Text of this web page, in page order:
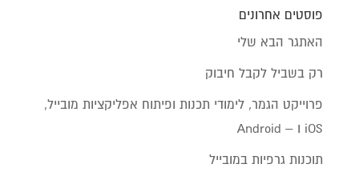
פוסטים אחרונים
האתגר הבא שלי
רק בשביל לקבל חיבוק
פרוייקט הגמר, לימודי תכנות ופיתוח אפליקציות מובייל,
iOS ו – Android
תוכנות גרפיות במובייל